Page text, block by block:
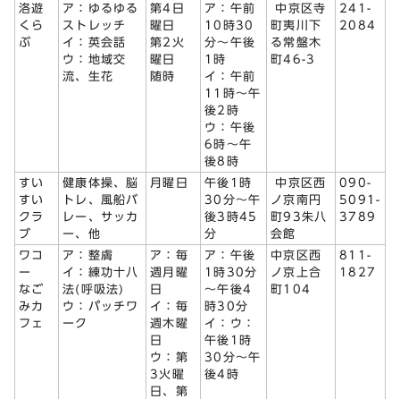
洛遊
くら
ぶ
ア：ゆるゆる
ストレッチ
イ：英会話
ウ：地域交
流、生花
第4日
曜日
第2火
曜日
随時
ア：午前
10時30
分～午後
1時
イ：午前
11時～午
後2時
ウ：午後
6時～午
後8時
中京区寺
町夷川下
る常盤木
町46-3
241-
2084
すい
すい
クラ
ブ
健康体操、脳
トレ、風船バ
レー、サッカ
ー、他
月曜日
午後1時
30分～午
後3時45
分
中京区西
ノ京南円
町93朱八
会館
090-
5091-
3789
ワコ
ー
なご
みカ
フェ
ア：整膚
イ：練功十八
法(呼吸法)
ウ：パッチワ
ーク
ア：毎
週月曜
日
イ：毎
週木曜
日
ウ：第
3火曜
日、第
ア：午後
1時30分
～午後4
時30分
イ：ウ：
午後1時
30分～午
後4時
中京区西
ノ京上合
町104
811-
1827